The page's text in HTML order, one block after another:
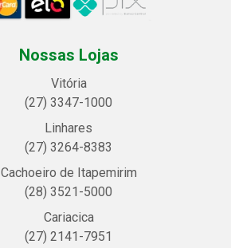
Nossas Lojas
Vitória
(27) 3347-1000
Linhares
(27) 3264-8383
Cachoeiro de Itapemirim
(28) 3521-5000
Cariacica
(27) 2141-7951